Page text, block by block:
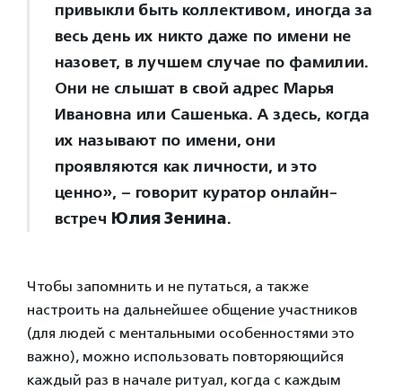
привыкли быть коллективом, иногда за
весь день их никто даже по имени не
назовет, в лучшем случае по фамилии.
Они не слышат в свой адрес Марья
Ивановна или Сашенька. А здесь, когда
их называют по имени, они
проявляются как личности, и это
ценно», – говорит куратор онлайн-
встреч Юлия Зенина.
Чтобы запомнить и не путаться, а также
настроить на дальнейшее общение участников
(для людей с ментальными особенностями это
важно), можно использовать повторяющийся
каждый раз в начале ритуал, когда с каждым